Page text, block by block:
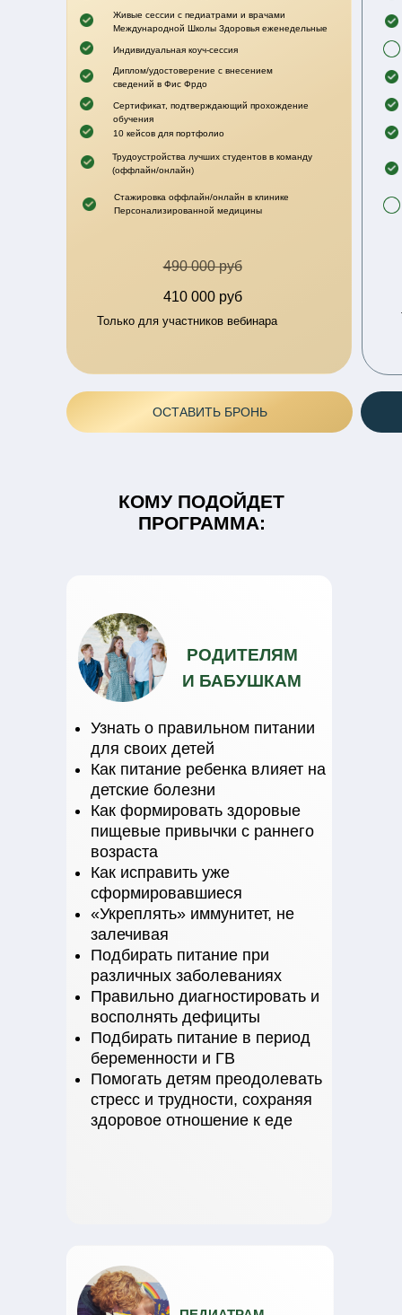
Живые сессии с педиатрами и врачами
Международной Школы Здоровья еженедельные
Индивидуальная коуч-сессия
Диплом/удостоверение с внесением
сведений в Фис Фрдо
Сертификат, подтверждающий прохождение
обучения
10 кейсов для портфолио
Только для участников вебинара
490 000 руб
410 000 руб
ОСТАВИТЬ БРОНЬ
Трудоустройства лучших студентов в команду
(оффлайн/онлайн)
Стажировка оффлайн/онлайн в клинике
Персонализированной медицины
КОМУ ПОДОЙДЕТ
ПРОГРАММА:
Узнать о правильном питании
для своих детей
Как питание ребенка влияет на
детские болезни
Как формировать здоровые
пищевые привычки с раннего
возраста
Как исправить уже
сформировавшиеся
«Укреплять» иммунитет, не
залечивая
Подбирать питание при
различных заболеваниях
Правильно диагностировать и
восполнять дефициты
Подбирать питание в период
беременности и ГВ
Помогать детям преодолевать
стресс и трудности, сохраняя
здоровое отношение к еде
РОДИТЕЛЯМ
И БАБУШКАМ